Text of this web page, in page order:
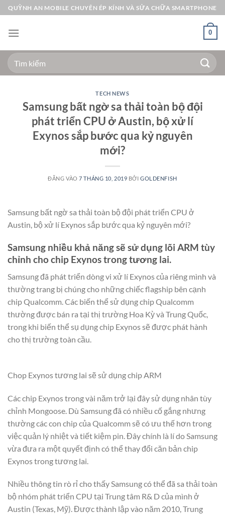
Bỏ
qua
nội
QUỲNH AN MOBILE CHUYÊN ÉP KÍNH VÀ SỬA CHỮA SMARTPHONE
0
Tìm
kiếm:
TECH NEWS
Samsung bất ngờ sa thải toàn bộ đội
phát triển CPU ở Austin, bộ xử lí
Exynos sắp bước qua kỷ nguyên
mới?
ĐĂNG VÀO7 THÁNG 10, 2019 BỞIGOLDENFISH
Samsung bất ngờ sa thải toàn bộ đội phát triển CPU ở
Austin, bộ xử lí Exynos sắp bước qua kỷ nguyên mới?
Samsung nhiều khả năng sẽ sử dụng lõi ARM tùy
chỉnh cho chip Exynos trong tương lai.
Samsung đã phát triển dòng vi xử lí Exynos của riêng mình và
thường trang bị chúng cho những chiếc flagship bên cạnh
chip Qualcomm. Các biến thể sử dụng chip Qualcomm
thường được bán ra tại thị trường Hoa Kỳ và Trung Quốc,
trong khi biến thể sụ dụng chip Exynos sẽ được phát hành
cho thị trường toàn cầu.
Chop Exynos tương lai sẽ sử dụng chip ARM
Các chip Exynos trong vài năm trở lại đây sử dụng nhân tùy
chỉnh Mongoose. Dù Samsung đã có nhiều cố gắng nhưng
thường các con chip của Qualcomm sẽ có ưu thế hơn trong
việc quản lý nhiệt và tiết kiệm pin. Đây chính là lí do Samsung
vừa đưa ra một quyết định có thể thay đổi căn bản chip
Exynos trong tương lai.
Nhiều thông tin rò rỉ cho thấy Samsung có thể đã sa thải toàn
bộ nhóm phát triển CPU tại Trung tâm R& D của mình ở
Austin (Texas, Mỹ). Được thành lập vào năm 2010, Trung